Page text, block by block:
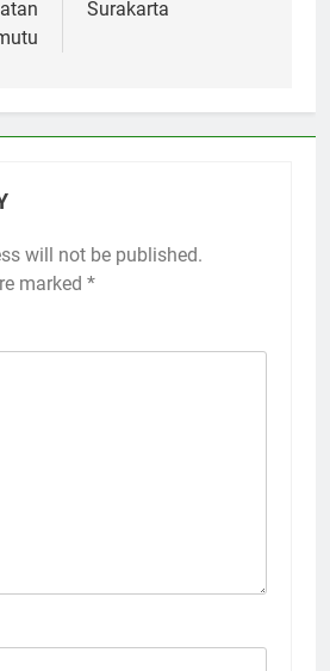
Surakarta
will not be published.
marked *